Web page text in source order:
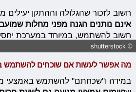
חשוב לזכור שהגלולה וההתקן יעילים
אינם נותנים הגנה מפני מחלות
חשוב להשתמש, במיוחד במערכת
© shutterstock
מה אפשר לעשות אם שוכחים להשתמש
במידה ו"שכחתם" להשתמש באמצעי